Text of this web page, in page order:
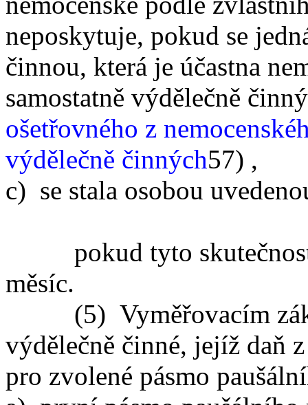
neposkytuje, pokud se
činnou, která je účastna
samostatně výdělečně
ošetřovného z
výdělečně činných57) ,
c) se stala osobou
pokud tyto skutečnosti
měsíc.
(5) Vyměřovacím
výdělečně činné, jejíž daň
pro zvolené pásmo